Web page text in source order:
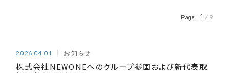
Page : 1 / 9
2026.04.01 お知らせ
株式会社NEWONEへのグループ参画および新代表取